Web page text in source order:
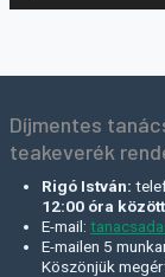
Díjmentes
teakeverék
Rigó István:
12:00 óra között
E-mail:
E-mailen 5
Köszönjük